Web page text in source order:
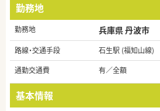
勤務地
勤務地 兵庫県 丹波市
路線・交通手段
石生駅 (福知山線)
通勤交通費
有／全額
基本情報